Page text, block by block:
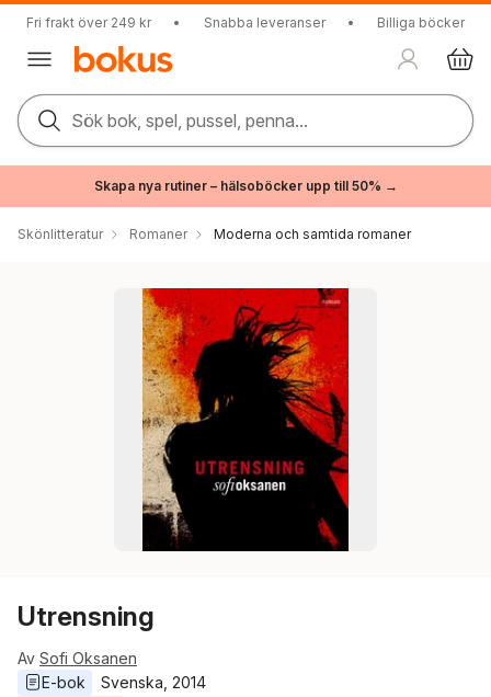
Fri frakt över 249 kr • Snabba leveranser • Billiga böcker
Sök bok, spel, pussel, penna...
Skapa nya rutiner – hälsoböcker upp till 50% →
Skönlitteratur Romaner Moderna och samtida romaner
Utrensning
Av Sofi Oksanen
E-bok
Svenska 2014